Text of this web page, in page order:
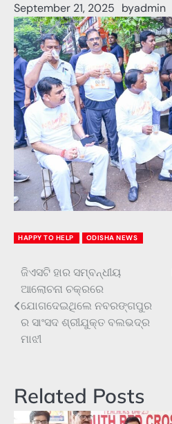
September 21, 2025 byadmin
HAPPY TO HELP ODISHA NEWS
Post
navigation
ଜିଏସଟି ହାର ସମ୍ବନ୍ଧୀୟ
ଆଲୋଚନା ଚକ୍ରରେ
ଯୋଗଦେଇଥିଲେ ନବରଙ୍ଗପୁର
ର ସାଂସଦ ଶ୍ରୀଯୁକ୍ତ ବଲଭଦ୍ର
ମାଝୀ
Related Posts